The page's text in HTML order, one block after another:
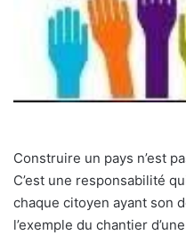
Construire un pays n’est
C’est une responsabilité
chaque citoyen ayant son
l’exemple du chantier